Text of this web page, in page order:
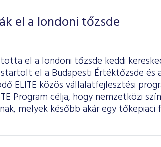
el a londoni tőzsde
el a londoni tőzsde keddi
el a Budapesti Értéktőzsde és
ELITE közös vállalatfejlesztési
Program célja, hogy nemzetközi
melyek később akár egy tőkepiaci